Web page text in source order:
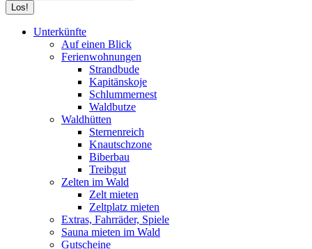
Unterkünfte
Auf einen Blick
Ferienwohnungen
Strandbude
Kapitänskoje
Schlummernest
Waldbutze
Waldhütten
Sternenreich
Knautschzone
Biberbau
Treibgut
Zelten im Wald
Zelt mieten
Zeltplatz mieten
Extras, Fahrräder, Spiele
Sauna mieten im Wald
Gutscheine